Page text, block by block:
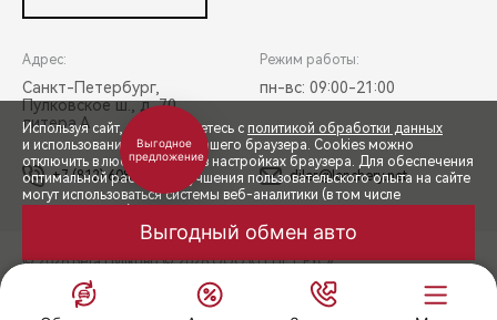
СПЕЦПРЕДЛОЖЕНИЯ
ЗАПИСЬ НА ТЕСТ-ДРАЙВ
РАСЧЕТ КРЕДИТА
Адрес:
Санкт-Петербург,
Пулковское ш., д. 70,
литера А
Режим работы:
пн-вс: 09:00-21:00
+7 (812) 608-50-58 diler@lenchery.net
© 2026 Бета Пулково © 2026 ООО «ТЕНЕТ РУС»
ПРАВОВАЯ ИНФОРМАЦИЯ КОНТАКТЫ КЛИЕНТСКАЯ ПОДДЕРЖКА
Сделано в ПЕРКС
Используя сайт, вы соглашаетесь с политикой обработки данных
и использованием cookies вашего браузера. Cookies можно
отключить в любой момент в настройках браузера. Для обеспечения
оптимальной работы и улучшения пользовательского опыта на сайте
могут использоваться системы веб-аналитики (в том числе
с применением указанных технологий и размещением cookie-
ПРИНЯТЬ
Закрыть
Получите персональное предложение
Бонус за пробный заезд 50 000 ₽
при покупке автомобиля
ПОЛУЧИТЬ ПРЕДЛОЖЕНИЕ
ЧЕРИ ЦЕНТР БЕТА ПУЛКОВО
ЧЕРИ ЦЕНТР БЕТА ПУЛКОВО